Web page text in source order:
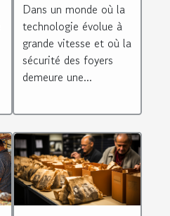
respectueux de
la vie privée
Dans un monde où la
technologie évolue à
grande vitesse et où la
sécurité des foyers
demeure une...